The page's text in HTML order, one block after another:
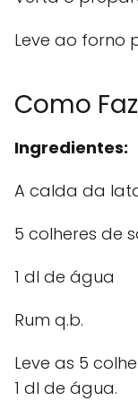
Leve ao forno
Como
Ingredientes:
A calda da
5 colheres de
1 dl de água
Rum q.b.
Leve as 5
1 dl de água.